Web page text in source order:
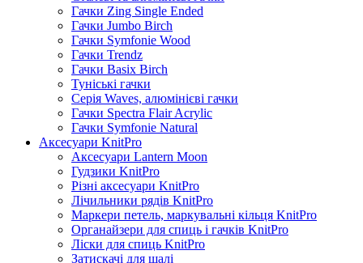
Гачки Zing Single Ended
Гачки Jumbo Birch
Гачки Symfonie Wood
Гачки Trendz
Гачки Basix Birch
Туніські гачки
Серія Waves, алюмінієві гачки
Гачки Spectra Flair Acrylic
Гачки Symfonie Natural
Аксесуари KnitPro
Аксесуари Lantern Moon
Гудзики KnitPro
Різні аксесуари KnitPro
Лічильники рядів KnitPro
Маркери петель, маркувальні кільця KnitPro
Органайзери для спиць і гачків KnitPro
Ліски для спиць KnitPro
Затискачі для шалі